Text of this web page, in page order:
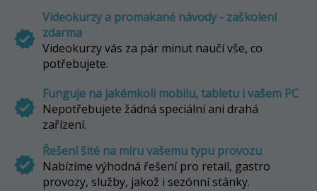
verified
Videokurzy a promakané návody - zaškolení
zdarma
Videokurzy vás za pár minut naučí vše, co
potřebujete.
verified
Funguje na jakémkoli mobilu, tabletu i vašem PC
Nepotřebujete žádná speciální ani drahá
zařízení.
verified
Řešení šité na míru vašemu typu provozu
Nabízíme výhodná řešení pro retail, gastro
provozy, služby, jakož i sezónní stánky.